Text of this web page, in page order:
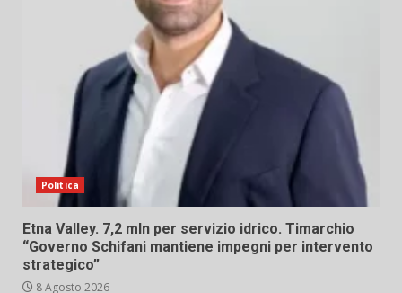
Politica
Etna Valley. 7,2 mln per servizio idrico. Timarchio
“Governo Schifani mantiene impegni per intervento
strategico”
8 Agosto 2026